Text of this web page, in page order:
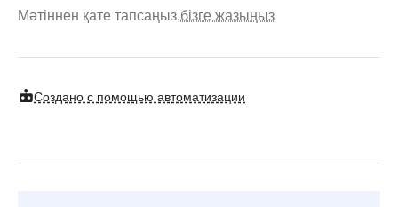
Мәтіннен қате тапсаңыз,бізге жазыңыз
Создано с помощью автоматизации